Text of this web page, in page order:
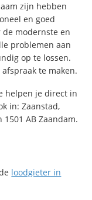
zijn hebben
en goed
de modernste en
problemen aan
op te lossen.
te maken.
helpen je direct in
in: Zaanstad,
AB Zaandam.
loodgieter in